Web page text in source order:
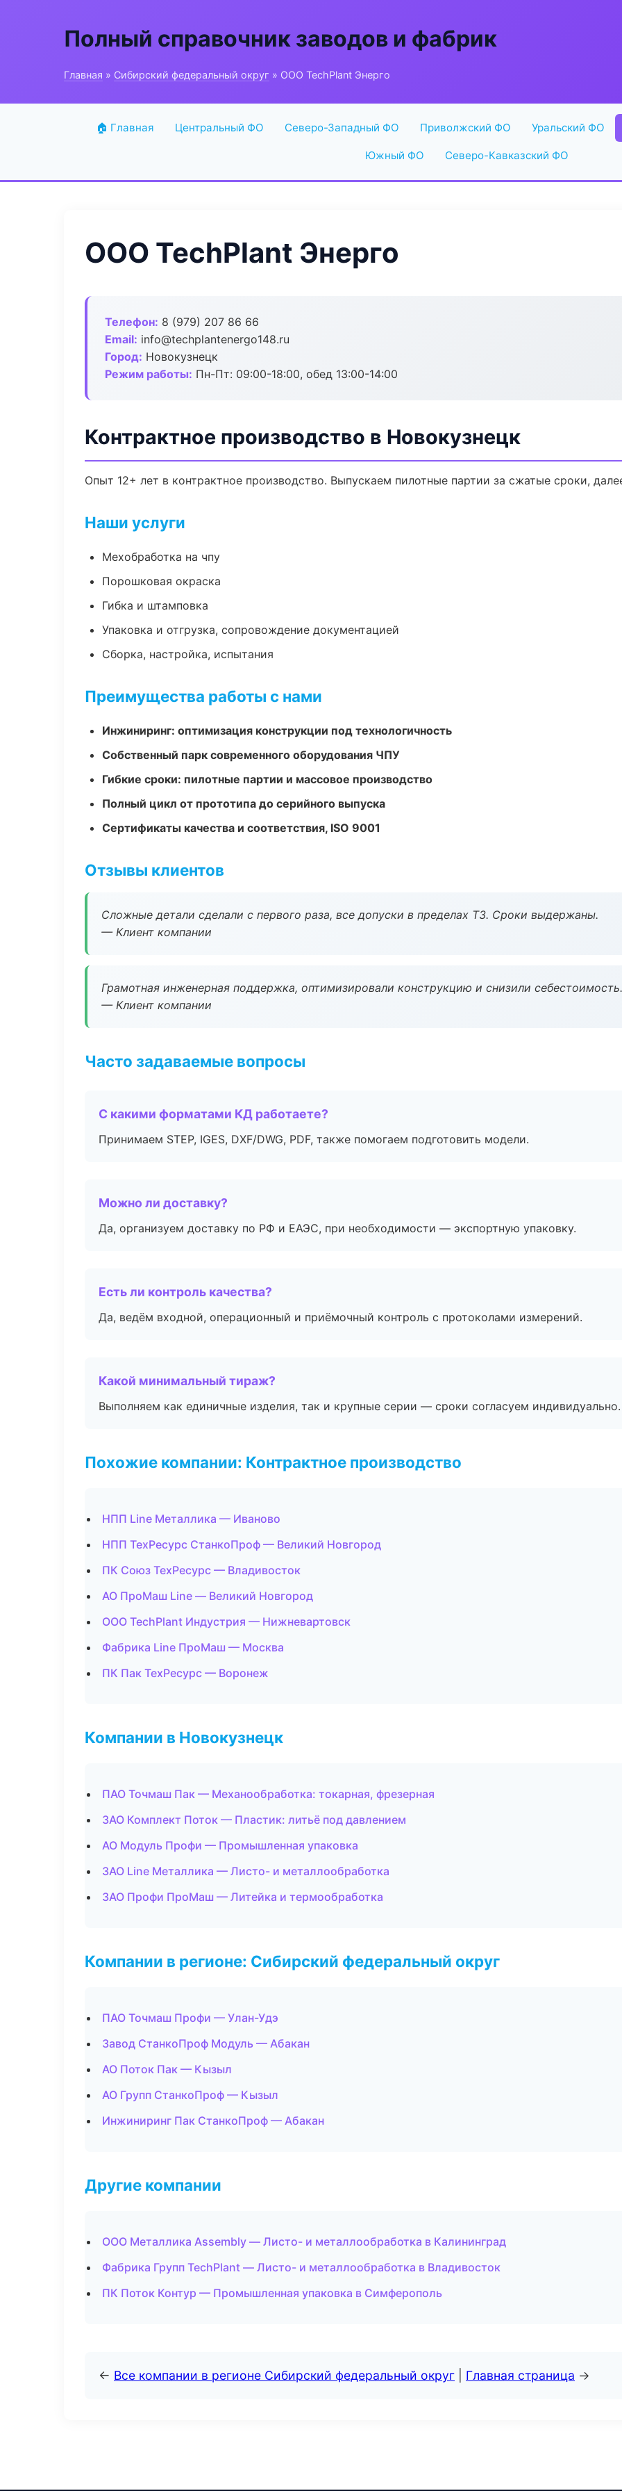
Полный справочник заводов и фабрик
Главная » Сибирский федеральный округ » ООО TechPlant Энерго
🏠 Главная Центральный ФО Северо-Западный ФО Приволжский ФО Уральский ФО
Южный ФО Северо-Кавказский ФО
ООО TechPlant Энерго
Телефон: 8 (979) 207 86 66
Email: info@techplantenergo148.ru
Город: Новокузнецк
Режим работы: Пн-Пт: 09:00-18:00, обед 13:00-14:00
Контрактное производство в Новокузнецк
Опыт 12+ лет в контрактное производство. Выпускаем пилотные партии за сжатые сроки,
Наши услуги
Мехобработка на чпу
Порошковая окраска
Гибка и штамповка
Упаковка и отгрузка, сопровождение документацией
Сборка, настройка, испытания
Преимущества работы с нами
Инжиниринг: оптимизация конструкции под технологичность
Собственный парк современного оборудования ЧПУ
Гибкие сроки: пилотные партии и массовое производство
Полный цикл от прототипа до серийного выпуска
Сертификаты качества и соответствия, ISO 9001
Отзывы клиентов
Сложные детали сделали с первого раза, все допуски в пределах ТЗ. Сроки выдержаны.
— Клиент компании
Грамотная инженерная поддержка, оптимизировали конструкцию и снизили себестоимость.
— Клиент компании
Часто задаваемые вопросы
С какими форматами КД работаете?
Принимаем STEP, IGES, DXF/DWG, PDF, также помогаем подготовить модели.
Можно ли доставку?
Да, организуем доставку по РФ и ЕАЭС, при необходимости — экспортную упаковку.
Есть ли контроль качества?
Да, ведём входной, операционный и приёмочный контроль с протоколами измерений.
Какой минимальный тираж?
Выполняем как единичные изделия, так и крупные серии — сроки согласуем индивидуально.
Похожие компании: Контрактное производство
НПП Line Металлика — Иваново
НПП ТехРесурс СтанкоПроф — Великий Новгород
ПК Союз ТехРесурс — Владивосток
АО ПроМаш Line — Великий Новгород
ООО TechPlant Индустрия — Нижневартовск
Фабрика Line ПроМаш — Москва
ПК Пак ТехРесурс — Воронеж
Компании в Новокузнецк
ПАО Точмаш Пак — Механообработка: токарная, фрезерная
ЗАО Комплект Поток — Пластик: литьё под давлением
АО Модуль Профи — Промышленная упаковка
ЗАО Line Металлика — Листо- и металлообработка
ЗАО Профи ПроМаш — Литейка и термообработка
Компании в регионе: Сибирский федеральный округ
ПАО Точмаш Профи — Улан-Удэ
Завод СтанкоПроф Модуль — Абакан
АО Поток Пак — Кызыл
АО Групп СтанкоПроф — Кызыл
Инжиниринг Пак СтанкоПроф — Абакан
Другие компании
ООО Металлика Assembly — Листо- и металлообработка в Калининград
Фабрика Групп TechPlant — Листо- и металлообработка в Владивосток
ПК Поток Контур — Промышленная упаковка в Симферополь
← Все компании в регионе Сибирский федеральный округ Главная страница →